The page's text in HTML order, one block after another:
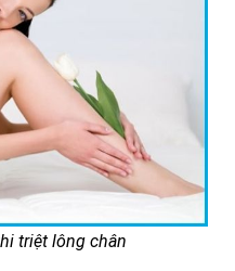
triệt lông chân